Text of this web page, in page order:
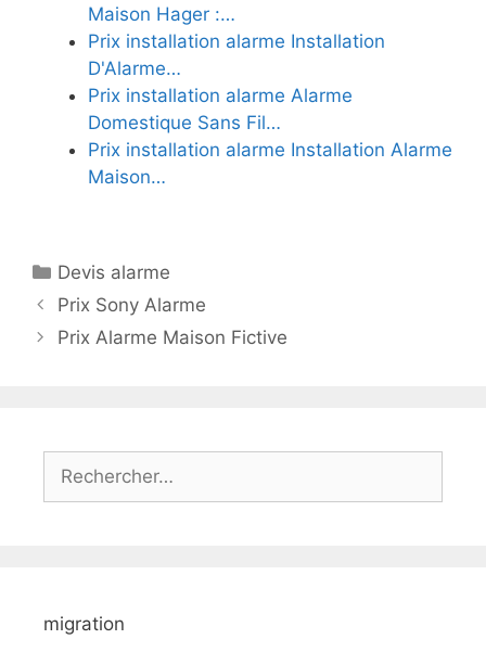
Maison Hager :…
Prix installation alarme Installation
D'Alarme…
Prix installation alarme Alarme
Domestique Sans Fil…
Prix installation alarme Installation Alarme
Maison…
Catégories
Devis alarme
Prix Sony Alarme
Prix Alarme Maison Fictive
migration